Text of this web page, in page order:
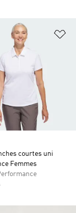
de produits
courtes uni
Femmes